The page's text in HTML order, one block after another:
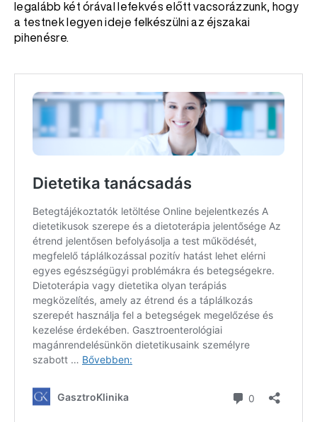
legalább két órával lefekvés előtt vacsorázzunk, hogy
a testnek legyen ideje felkészülni az éjszakai
pihenésre.